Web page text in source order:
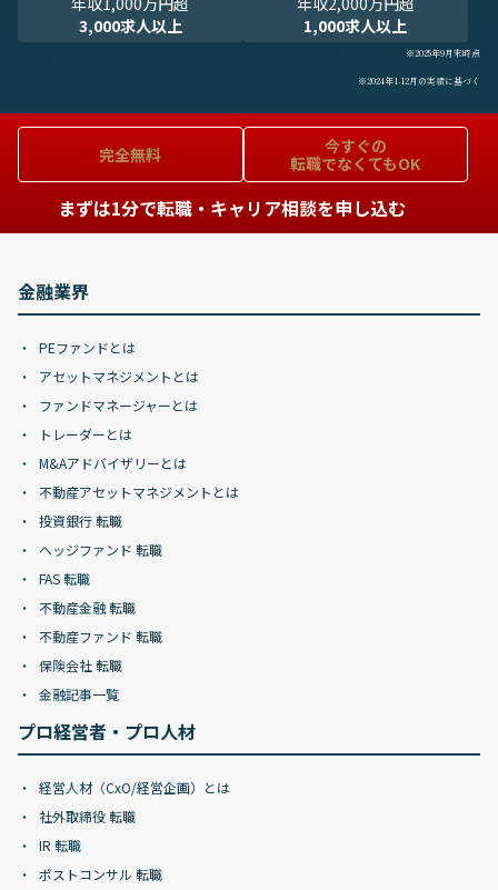
3,000求人以上
1,000求人以上
※2025年9月末時点
※2024年1-12月の実績に基づく
完全無料
今すぐの
転職でなくてもOK
まずは1分で転職・キャリア相談を申し込む
金融業界
PEファンドとは
アセットマネジメントとは
ファンドマネージャーとは
トレーダーとは
M&Aアドバイザリーとは
不動産アセットマネジメントとは
投資銀行 転職
ヘッジファンド 転職
FAS 転職
不動産金融 転職
不動産ファンド 転職
保険会社 転職
金融記事一覧
プロ経営者・プロ人材
経営人材（CxO/経営企画）とは
社外取締役 転職
IR 転職
ポストコンサル 転職